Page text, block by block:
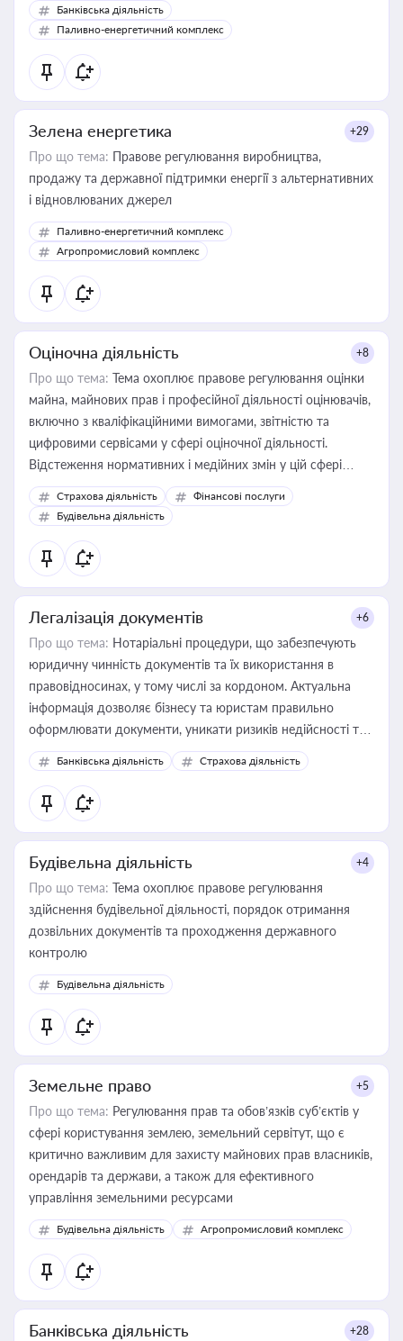
Банківська діяльність
Паливно-енергетичний комплекс
Зелена енергетика +29
Про що тема: Правове регулювання виробництва,
продажу та державної підтримки енергії з альтернативних
і відновлюваних джерел
Паливно-енергетичний комплекс
Агропромисловий комплекс
Оціночна діяльність +8
Про що тема: Тема охоплює правове регулювання оцінки
майна, майнових прав і професійної діяльності оцінювачів,
включно з кваліфікаційними вимогами, звітністю та
цифровими сервісами у сфері оціночної діяльності.
Відстеження нормативних і медійних змін у цій сфері
корисне для власника бізнесу, керівника, юриста або
бухгалтера під час оподаткування, приватизації, оренди
державного майна, корпоративних угод і перевірки
статусу суб'єктів оціночної діяльності
Страхова діяльність
Фінансові послуги
Будівельна діяльність
Легалізація документів +6
Про що тема: Нотаріальні процедури, що забезпечують
юридичну чинність документів та їх використання в
правовідносинах, у тому числі за кордоном. Актуальна
інформація дозволяє бізнесу та юристам правильно
оформлювати документи, уникати ризиків недійсності та
забезпечувати їх належне прийняття органами влади та
контрагентами
Банківська діяльність Страхова діяльність
Будівельна діяльність +4
Про що тема: Тема охоплює правове регулювання
здійснення будівельної діяльності, порядок отримання
дозвільних документів та проходження державного
контролю
Будівельна діяльність
Земельне право +5
Про що тема: Регулювання прав та обов’язків суб’єктів у
сфері користування землею, земельний сервітут, що є
критично важливим для захисту майнових прав власників,
орендарів та держави, а також для ефективного
управління земельними ресурсами
Будівельна діяльність Агропромисловий комплекс
Банківська діяльність +28